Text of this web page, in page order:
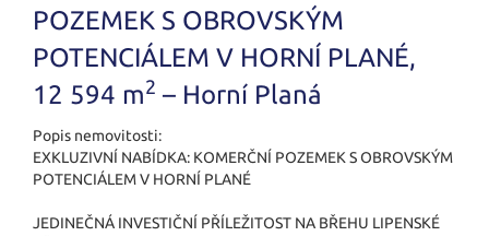
POZEMEK S OBROVSKÝM
POTENCIÁLEM V HORNÍ PLANÉ,
12 594 m2 – Horní Planá
Popis nemovitosti:
EXKLUZIVNÍ NABÍDKA: KOMERČNÍ POZEMEK S OBROVSKÝM
POTENCIÁLEM V HORNÍ PLANÉ
JEDINEČNÁ INVESTIČNÍ PŘÍLEŽITOST NA BŘEHU LIPENSKÉ